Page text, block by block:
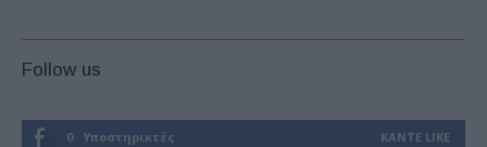
Follow us
0 Υποστηρικτές ΚΆΝΤΕ LIKE